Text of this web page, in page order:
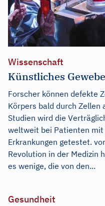
Wissenschaft
Künstliches Gewebe
Forscher können defekte
Körpers bald durch Zellen
Studien wird die
weltweit bei Patienten
Erkrankungen getestet.
Revolution in der Medizin
es wenige, die von den...
Gesundheit